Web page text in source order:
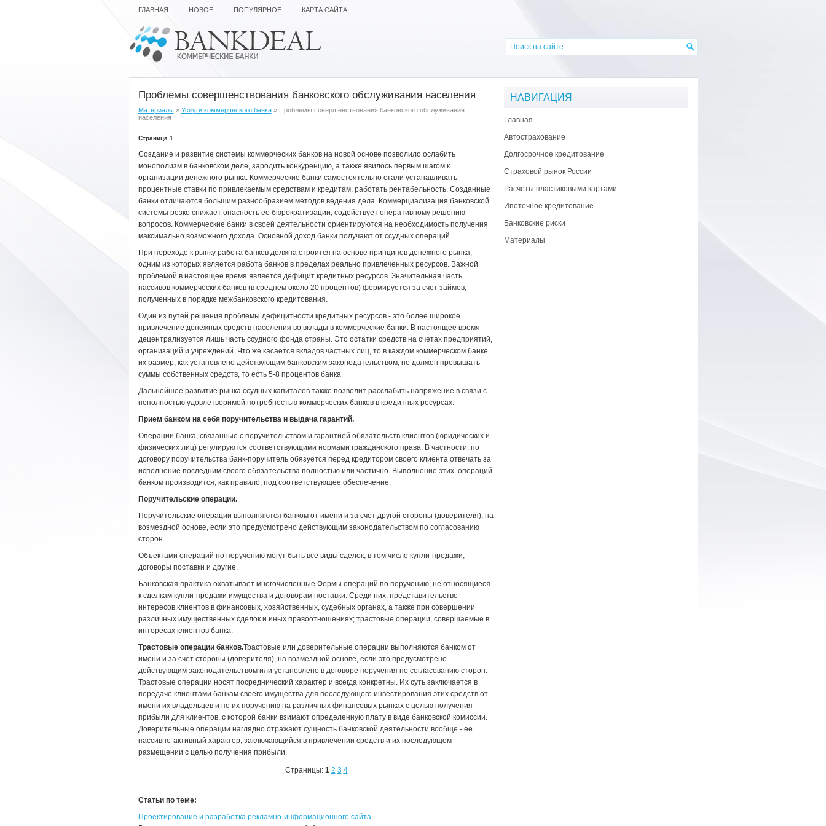
ГЛАВНАЯ НОВОЕ ПОПУЛЯРНОЕ КАРТА САЙТА
Проблемы совершенствования банковского обслуживания населения
Материалы» Услуги коммерческого банка» Проблемы совершенствования банковского обслуживания
населения
Страница 1
Создание и развитие системы коммерческих банков на новой ос­нове позволило ослабить
монополизм в банковском деле, зародить конкуренцию, а также явилось первым шагом к
организации денежного рынка. Коммерческие банки самостоятельно стали устанавливать
процентные ставки по привлекаемым средствам и кредитам, работать рентабельность. Созданные
банки отличаются большим разнообразием методов ведения дела. Коммерциализация банковской
системы резко снижает опасность ее бюрократизации, содействует оперативному ре­шению
вопросов. Коммерческие банки в своей деятельности ориенти­руются на необходимость получения
максимально возможного дохода. Основной доход банки получают от ссудных операций.
При переходе к рынку работа банков должна строится на осно­ве принципов денежного рынка,
одним из которых является работа банков в пределах реально привлеченных ресурсов. Важной
пробле­мой в настоящее время является дефицит кредитных ресурсов. Значи­тельная часть
пассивов коммерческих банков (в среднем около 20 процентов) формируется за счет займов,
полученных в порядке меж­банковского кредитования.
Один из путей решения проблемы дефицитности кредитных ресур­сов - это более широкое
привлечение денежных средств населения во вклады в коммерческие банки. В настоящее время
децентрализуется лишь часть ссудного фонда страны. Это остатки средств на счетах предприятий,
организаций и учреждений. Что же касается вкладов частных лиц, то в каждом коммерческом банке
их размер, как уста­новлено действующим банковским законодательством, не должен пре­вышать
суммы собственных средств, то есть 5-8 процентов банка
Дальнейшее развитие рынка ссудных капиталов также позволит расслабить напряжение в связи с
неполностью удовлетворимой потребностью коммерческих банков в кредитных ресурсах.
Прием банком на себя поручительства и выдача гарантий.
Операции банка, связанные с поручительством и гарантией обяза­тельств клиентов (юридических и
физических лиц) регулируются соответствующими нормами гражданского права. В частности, по
дого­вору поручительства банк-поручитель обязуется перед кредитором своего клиента отвечать за
исполнение последним своего обяза­тельства полностью или частично. Выполнение этих .операций
банком производится, как правило, под соответствующее обеспечение.
Поручительские операции.
Поручительские операции выполня­ются банком от имени и за счет другой стороны (доверителя), на
возмездной основе, если это предусмотрено действующим законода­тельством по согласованию
сторон.
Объектами операций по поручению могут быть все виды сделок, в том числе купли-продажи,
договоры поставки и другие.
Банковская практика охватывает многочисленные Формы операций по поручению, не относящиеся
к сделкам купли-продажи имущества и договорам поставки. Среди них: представительство
интересов клиентов в финансовых, хозяйственных, судебных органах, а также при совершении
различных имущественных сделок и иных правоотношениях; трастовые операции, совершаемые в
интересах клиентов банка.
Трастовые операции банков.Трастовые или доверительные операции выполняются банком от
имени и за счет стороны (доверите­ля), на возмездной основе, если это предусмотрено
действующим за­конодательством или установлено в договоре поручения по согласо­ванию сторон.
Трастовые операции носят посреднический характер и всегда конкретны. Их суть заключается в
передаче клиентами бан­кам своего имущества для последующего инвестирования этих средств от
имени их владельцев и по их поручению на различных финансовых рынках с целью получения
прибыли для клиентов, с которой банки взимают определенную плату в виде банковской комиссии.
Доверительные операции наглядно отражают сущность банковской дея­тельности вообще - ее
пассивно-активный характер, заключающийся в привлечении средств и их последующем
размещении с целью получения прибыли.
Страницы: 1 2 3 4
Статьи по теме:
Проектирование и разработка рекламно-информационного сайта
НАВИГАЦИЯ
Главная
Автострахование
Долгосрочное кредитование
Страховой рынок России
Расчеты пластиковыми картами
Ипотечное кредитование
Банковские риски
Материалы